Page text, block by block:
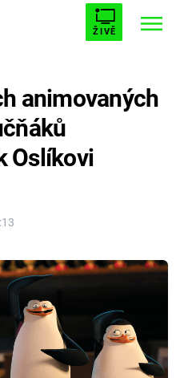
ŽIVĚ
5
animovaných
Oslíkovi